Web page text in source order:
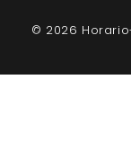
© 2026